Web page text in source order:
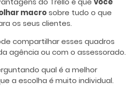
macrosobre tudo o que
os seus clientes.
compartilhar esses quadros
agência ou com o assessorado.
qual é a melhor
a escolha é muito individual.